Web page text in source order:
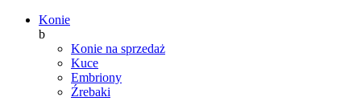
Konie
b
Konie na sprzedaż
Kuce
Embriony
Źrebaki